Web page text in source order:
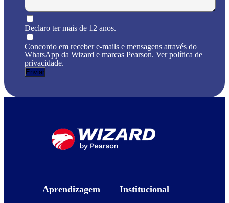
Declaro ter mais de 12 anos.
Concordo em receber e-mails e mensagens através do
WhatsApp da Wizard e marcas Pearson. Ver política de
privacidade.
Aprendizagem Institucional